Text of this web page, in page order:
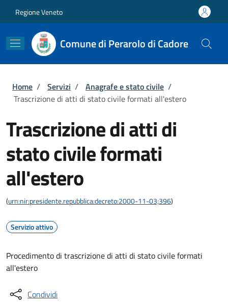
Regione Veneto
Comune di Perarolo di Cadore
Briciole di pane
Home / Servizi / Anagrafe e stato civile /
Trascrizione di atti di stato civile formati all'estero
Trascrizione di atti di
stato civile formati
all'estero
(urn:nir:presidente.repubblica:decreto:2000-11-03;396)
Servizio attivo
Procedimento di trascrizione di atti di stato civile formati
all'estero
Condividi